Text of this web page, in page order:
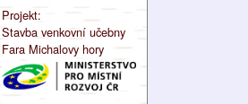
Projekt:
Stavba venkovní učebny
Fara Michalovy hory